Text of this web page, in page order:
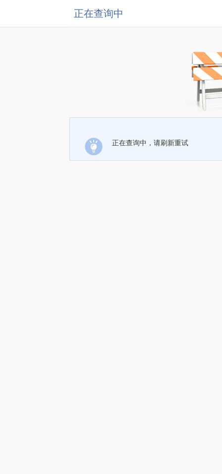
正在查询中
正在查询中，请刷新重试